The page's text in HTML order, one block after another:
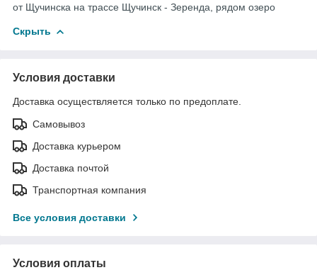
от Щучинска на трассе Щучинск - Зеренда, рядом озеро
Скрыть
Условия доставки
Доставка осуществляется только по предоплате.
Самовывоз
Доставка курьером
Доставка почтой
Транспортная компания
Все условия доставки
Условия оплаты